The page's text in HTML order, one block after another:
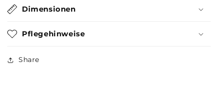
Dimensionen
Pflegehinweise
Share